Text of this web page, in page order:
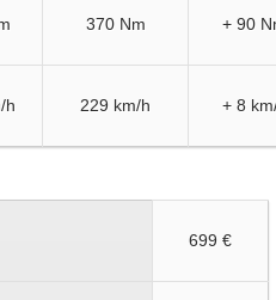
370 Nm + 90
h 229 km/h + 8
699 €